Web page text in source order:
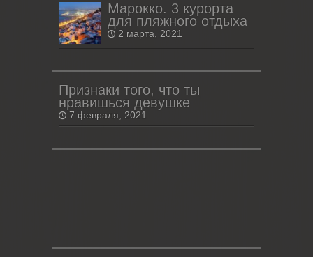
Марокко. 3 курорта
для пляжного отдыха
2 марта, 2021
Признаки того, что ты
нравишься девушке
7 февраля, 2021